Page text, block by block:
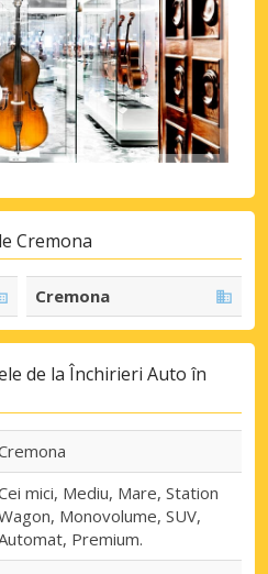
Cremona
Cremona
de la Închirieri Auto în
mici, Mediu, Mare, Station
Monovolume, SUV,
Premium.